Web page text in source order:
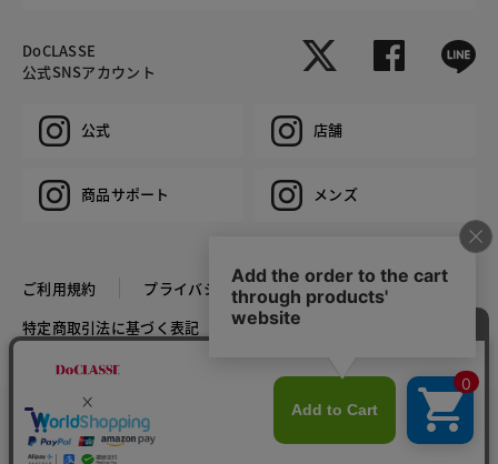
カラー・サイズを選択する
DoCLASSE
公式SNSアカウント
公式 店舗
商品サポート メンズ
ご利用規約
プライバシーポリシー
特定商取引法に基づく表記
推奨環境
COPYRIGHT © DoCLASSE ALL RIGHTS RESERVED.